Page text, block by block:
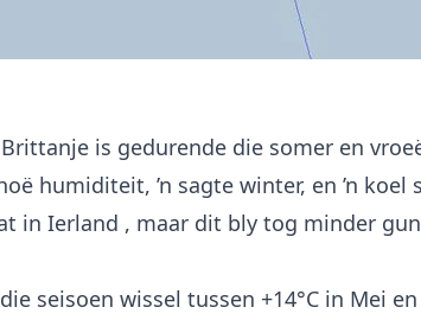
is gedurende die somer en
humiditeit, ’n sagte winter, en ’n koel
inIerland , maar dit bly tog minder
seisoen wissel tussen +14°C in Mei en